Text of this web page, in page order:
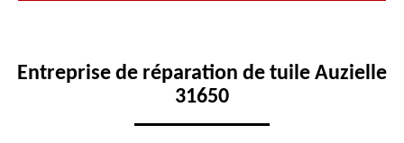
Entreprise de réparation de tuile Auzielle
31650